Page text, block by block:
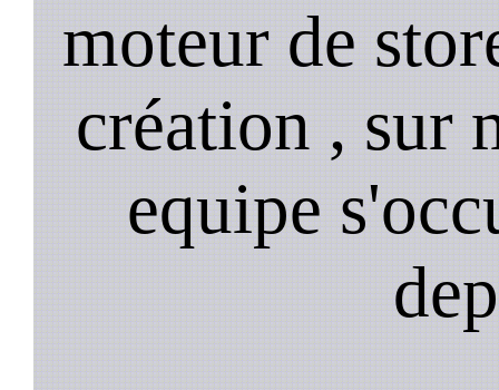
moteur de
création , sur
equipe